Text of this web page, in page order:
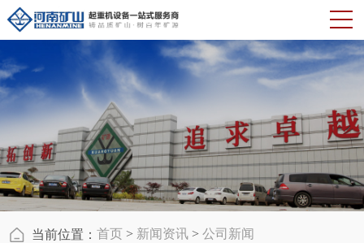
当前位置： 首页 > 新闻资讯 > 公司新闻